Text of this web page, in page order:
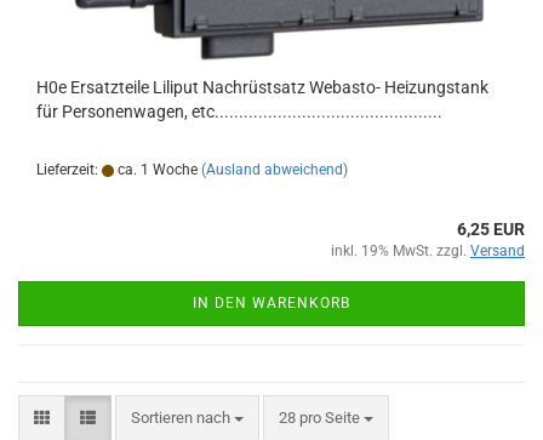
H0e Ersatzteile Liliput Nachrüstsatz Webasto- Heizungstank
für Personenwagen, etc...............................................
Lieferzeit: ca. 1 Woche (Ausland abweichend)
6,25 EUR
inkl. 19% MwSt. zzgl. Versand
IN DEN WARENKORB
Sortieren nach
Sortieren nach 28 pro Seite
pro Seite